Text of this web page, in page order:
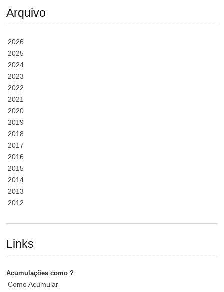
Arquivo
2026
2025
2024
2023
2022
2021
2020
2019
2018
2017
2016
2015
2014
2013
2012
Links
Acumulações como ?
Como Acumular